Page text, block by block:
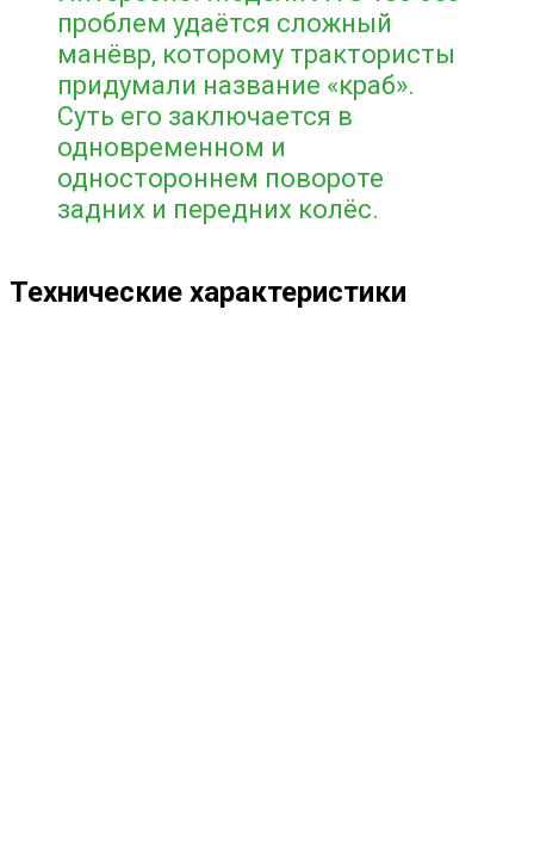
проблем удаётся сложный
манёвр, которому трактористы
придумали название «краб».
Суть его заключается в
одновременном и
одностороннем повороте
задних и передних колёс.
Технические характеристики